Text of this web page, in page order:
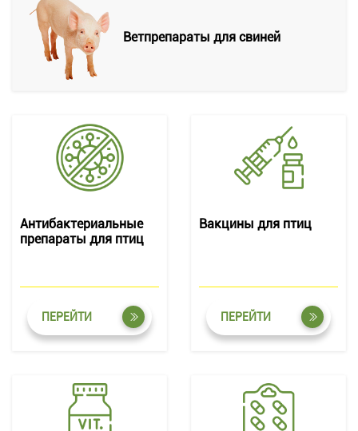
Ветпрепараты для свиней
Антибактериальные
препараты для птиц
ПЕРЕЙТИ
Вакцины для птиц
ПЕРЕЙТИ